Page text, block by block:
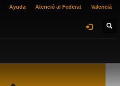
Ayuda Atenció al Federat Valencià